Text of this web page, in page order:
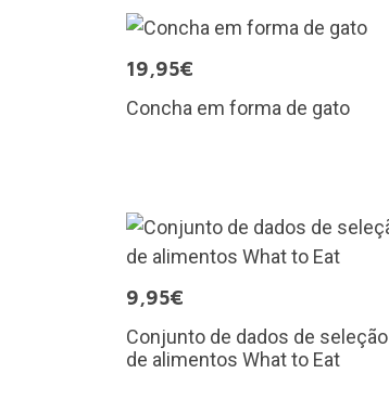
19,95€
Concha em forma de gato
9,95€
Conjunto de dados de seleção
de alimentos What to Eat